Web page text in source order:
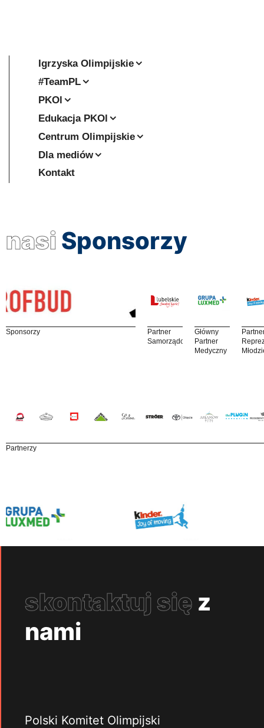
Igrzyska Olimpijskie
#TeamPL
PKOl
Edukacja PKOl
Centrum Olimpijskie
Dla mediów
Kontakt
nasi Sponsorzy
Sponsorzy
Partner
Samorządowy
Główny
Partner
Medyczny
Partnerzy
skontaktuj się z
nami
Polski Komitet Olimpijski